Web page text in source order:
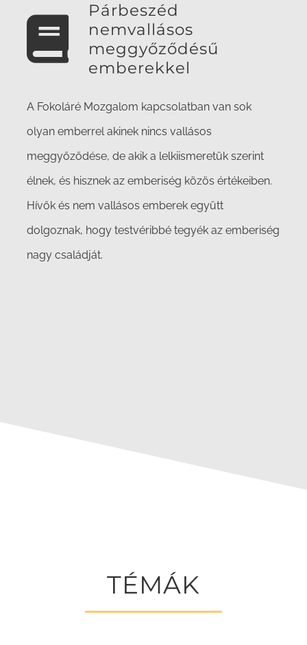
Párbeszéd
nemvallásos
meggyőződésű
emberekkel
A Fokoláré Mozgalom kapcsolatban van sok
olyan emberrel akinek nincs vallásos
meggyőződése, de akik a lelkiismeretük szerint
élnek, és hisznek az emberiség közös értékeiben.
Hívők és nem vallásos emberek együtt
dolgoznak, hogy testvéribbé tegyék az emberiség
nagy családját.
TÉMÁK